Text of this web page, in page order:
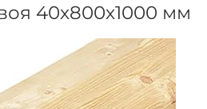
40х800х1000 мм